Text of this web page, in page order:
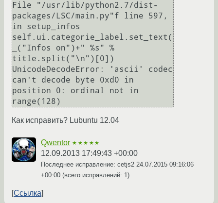
File "/usr/lib/python2.7/dist-
packages/LSC/main.py"f line 597,
in setup_infos
self.ui.categorie_label.set_text(
_("Infos on")+" %s" %
title.split("\n")[0])
UnicodeDecodeError: 'ascii' codec
can't decode byte 0xd0 in
position 0: ordinal not in
Как исправить? Lubuntu 12.04
Qwentor ★★★★★
12.09.2013 17:49:43 +00:00
Последнее исправление: cetjs2 24.07.2015 09:16:06
+00:00 (всего исправлений: 1)
Ссылка